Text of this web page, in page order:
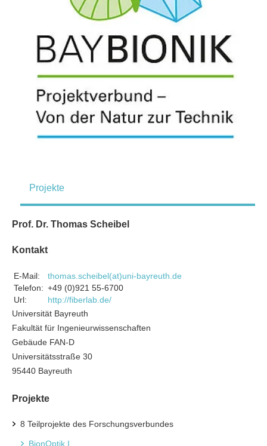
Projekte
Prof. Dr. Thomas Scheibel
Kontakt
E-Mail:
thomas.scheibel(at)uni-bayreuth.de
Telefon: +49 (0)921 55-6700
Url:
http://fiberlab.de/
Universität Bayreuth
Fakultät für Ingenieurwissenschaften
Gebäude FAN-D
Universitätsstraße 30
95440 Bayreuth
Projekte
8 Teilprojekte des Forschungsverbundes
BionOptik I